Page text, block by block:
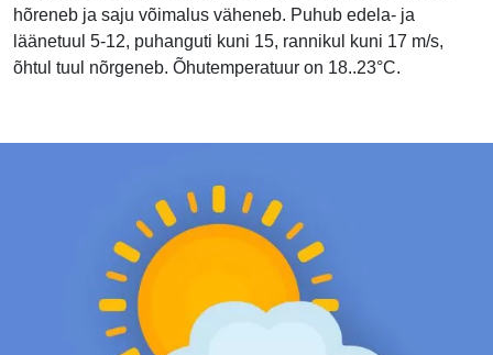
hõreneb ja saju võimalus väheneb. Puhub edela- ja
läänetuul 5-12, puhanguti kuni 15, rannikul kuni 17 m/s,
õhtul tuul nõrgeneb. Õhutemperatuur on 18..23°C.